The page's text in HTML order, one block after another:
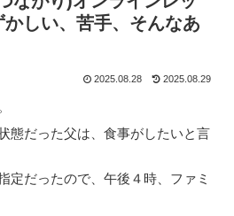
しい、苦手、そんなあ
2025.08.28 2025.08.29
態だった父は、食事がしたいと言
定だったので、午後４時、ファミ